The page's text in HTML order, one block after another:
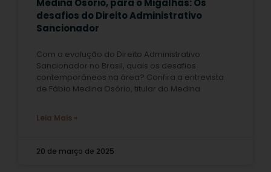
desafios do Direito Administrativo
Sancionador
Com a evolução do Direito Administrativo
Sancionador no Brasil, quais os desafios
contemporâneos na área? Confira a entrevista
de Fábio Medina Osório, titular do Medina
Leia Mais »
20 de março de 2025